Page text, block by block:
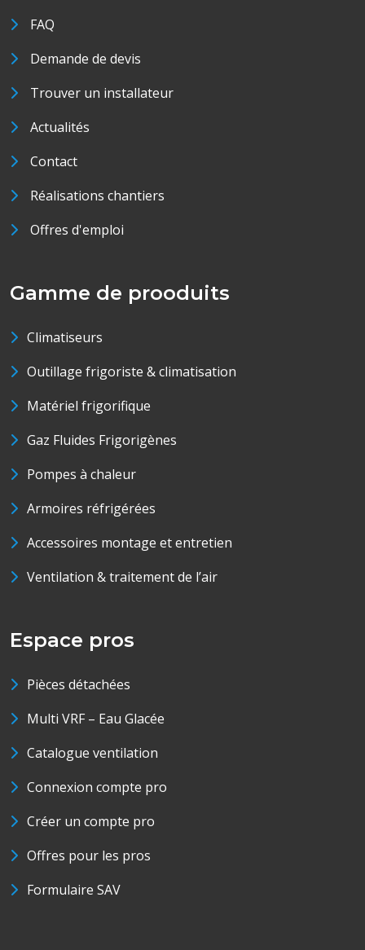
FAQ
Demande de devis
Trouver un installateur
Actualités
Contact
Réalisations chantiers
Offres d'emploi
Gamme de prooduits
Climatiseurs
Outillage frigoriste & climatisation
Matériel frigorifique
Gaz Fluides Frigorigènes
Pompes à chaleur
Armoires réfrigérées
Accessoires montage et entretien
Ventilation & traitement de l’air
Espace pros
Pièces détachées
Multi VRF – Eau Glacée
Catalogue ventilation
Connexion compte pro
Créer un compte pro
Offres pour les pros
Formulaire SAV